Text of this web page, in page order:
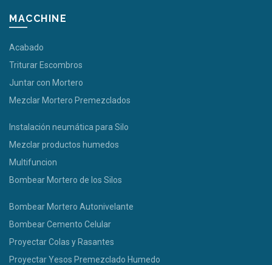
MACCHINE
Acabado
Triturar Escombros
Juntar con Mortero
Mezclar Mortero Premezclados
Instalación neumática para Silo
Mezclar productos humedos
Multifuncion
Bombear Mortero de los Silos
Bombear Mortero Autonivelante
Bombear Cemento Celular
Proyectar Colas y Rasantes
Proyectar Yesos Premezclado Humedo